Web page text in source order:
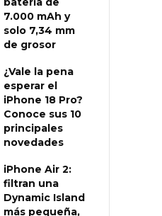
7.000 mAh y
solo 7,34 mm
de grosor
¿Vale la pena
esperar el
iPhone 18 Pro?
Conoce sus 10
principales
novedades
iPhone Air 2:
filtran una
Dynamic Island
más pequeña,